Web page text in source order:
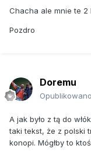
Chacha ale mnie te 2
Pozdro
Doremu
Opublikowano
A jak było z tą do
taki tekst, że z polski
konopi. Mógłby to